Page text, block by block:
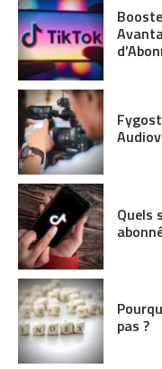
Quels
pas ?